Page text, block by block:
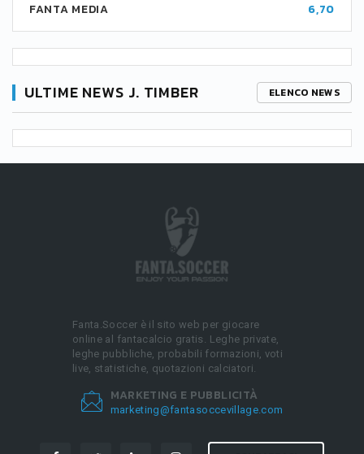
FANTA MEDIA 6,70
ULTIME NEWS J. TIMBER ELENCO NEWS
Fanta.Soccer è il sito web per giocare
online al fantacalcio gratis. Leghe private,
leghe pubbliche, probabili formazioni, voti
live, statistiche, quotazioni calciatori.
MARKETING E PUBBLICITÀ
marketing@fantasoccevillage.com